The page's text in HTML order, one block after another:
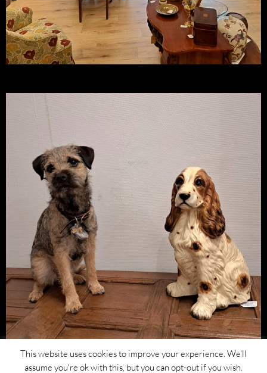
This website uses cookies to improve your experience. We'll
assume you're ok with this, but you can opt-out if you wish.